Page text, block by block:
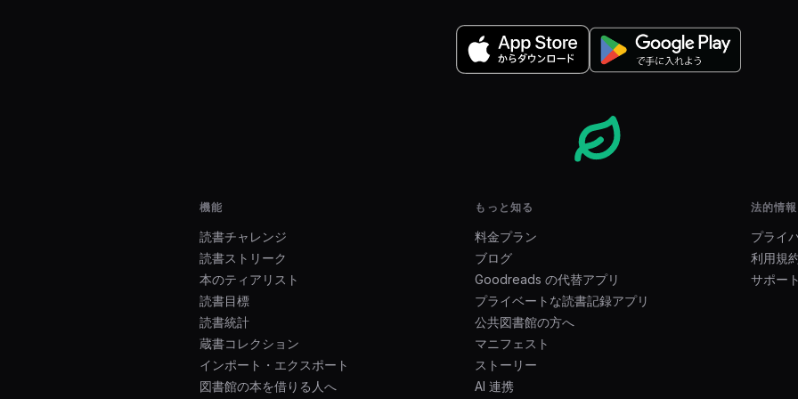
機能
読書チャレンジ
読書ストリーク
本のティアリスト
読書目標
読書統計
蔵書コレクション
インポート・エクスポート
図書館の本を借りる人へ
もっと知る
料金プラン
ブログ
Goodreads の代替アプリ
プライベートな読書記録アプリ
公共図書館の方へ
マニフェスト
ストーリー
AI 連携
法的情報
プライ
利用規
サポート